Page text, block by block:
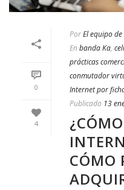
0
4
PorEl equipo
En banda Ka,
prácticas
conmutador
Internet por
Publicado 13
CÓMO